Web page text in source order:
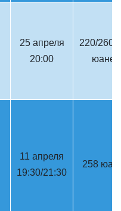
25 апреля
20:00
220/260/
юаней
11 апреля
19:30/21:30
258